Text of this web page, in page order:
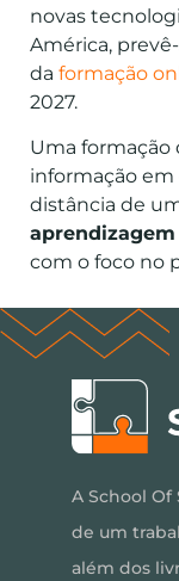
novas
América,
da formação
2027.
Uma formação
informação
distância de
com o foco no
A School Of
de um
além dos